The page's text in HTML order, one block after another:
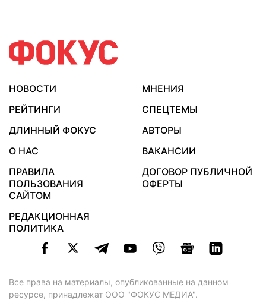
НОВОСТИ
МНЕНИЯ
РЕЙТИНГИ
СПЕЦТЕМЫ
ДЛИННЫЙ ФОКУС
АВТОРЫ
О НАС
ВАКАНСИИ
ПРАВИЛА
ПОЛЬЗОВАНИЯ
САЙТОМ
ДОГОВОР ПУБЛИЧНОЙ
ОФЕРТЫ
РЕДАКЦИОННАЯ
ПОЛИТИКА
Все права на материалы, опубликованные на данном
ресурсе, принадлежат ООО "ФОКУС МЕДИА".